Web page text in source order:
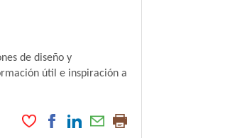
de diseño y
útil e inspiración a